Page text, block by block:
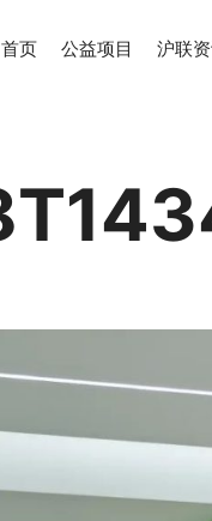
首页 公益项目 沪联